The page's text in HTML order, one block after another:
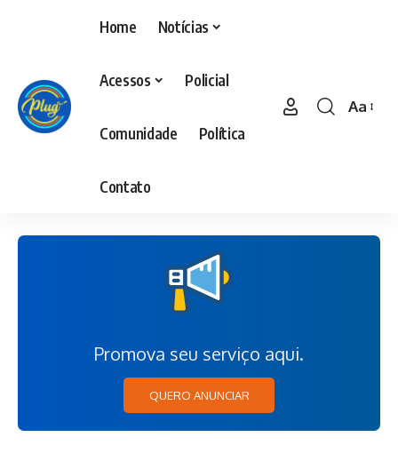
Home Notícias
Acessos Policial
Comunidade Política
Contato
Aa
Promova seu serviço aqui.
QUERO ANUNCIAR